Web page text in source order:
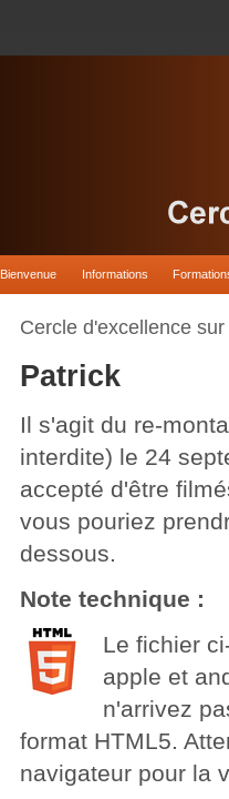
Bienvenue Informations
Cercle d'excellence
Patrick
Il s'agit du re-
interdite) le 24
accepté d'être
vous pouriez
dessous.
Note technique :
Le fichier
apple et
n'arrivez
format HTML5.
navigateur pour la